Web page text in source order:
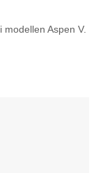
Aspen V.